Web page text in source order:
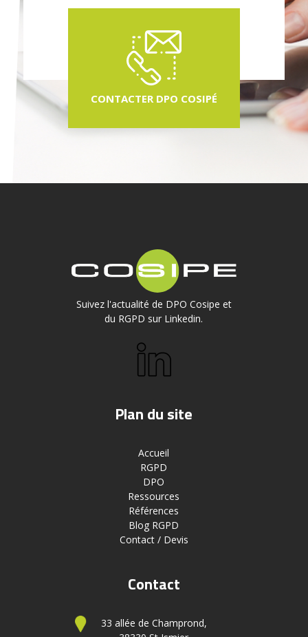
CONTACTER DPO COSIPÉ
Suivez l'actualité de DPO Cosipe et
du RGPD sur Linkedin.
Plan du site
Accueil
RGPD
DPO
Ressources
Références
Blog RGPD
Contact / Devis
Contact
33 allée de Champrond,